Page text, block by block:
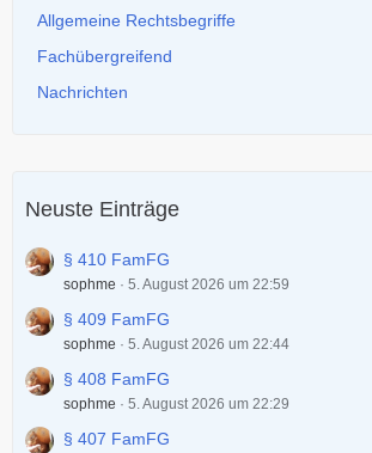
Allgemeine Rechtsbegriffe
Fachübergreifend
Nachrichten
Neuste Einträge
§ 410 FamFG
sophme 5. August 2026 um 22:59
§ 409 FamFG
sophme 5. August 2026 um 22:44
§ 408 FamFG
sophme 5. August 2026 um 22:29
§ 407 FamFG